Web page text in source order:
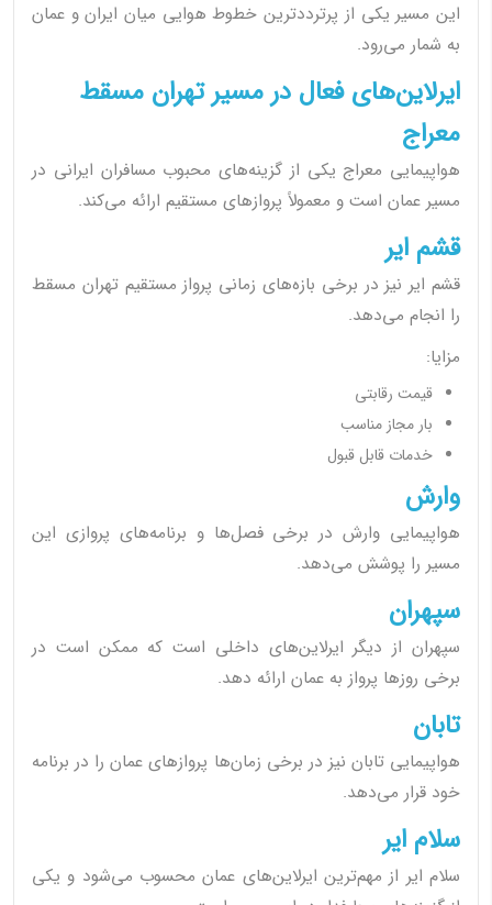
این مسیر یکی از پرترددترین خطوط هوایی میان ایران و عمان
به شمار می‌رود.
ایرلاین‌های فعال در مسیر تهران مسقط
معراج
هواپیمایی معراج یکی از گزینه‌های محبوب مسافران ایرانی در
مسیر عمان است و معمولاً پروازهای مستقیم ارائه می‌کند.
قشم ایر
قشم ایر نیز در برخی بازه‌های زمانی پرواز مستقیم تهران مسقط
را انجام می‌دهد.
مزایا:
قیمت رقابتی
بار مجاز مناسب
خدمات قابل قبول
وارش
هواپیمایی وارش در برخی فصل‌ها و برنامه‌های پروازی این
مسیر را پوشش می‌دهد.
سپهران
سپهران از دیگر ایرلاین‌های داخلی است که ممکن است در
برخی روزها پرواز به عمان ارائه دهد.
تابان
هواپیمایی تابان نیز در برخی زمان‌ها پروازهای عمان را در برنامه
خود قرار می‌دهد.
سلام ایر
سلام ایر از مهم‌ترین ایرلاین‌های عمان محسوب می‌شود و یکی